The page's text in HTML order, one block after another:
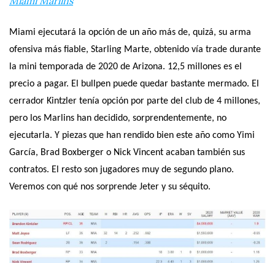
Miami ejecutará la opción de un año más de, quizá, su arma
ofensiva más fiable, Starling Marte, obtenido vía trade durante
la mini temporada de 2020 de Arizona. 12,5 millones es el
precio a pagar. El bullpen puede quedar bastante mermado. El
cerrador Kintzler tenía opción por parte del club de 4 millones,
pero los Marlins han decidido, sorprendentemente, no
ejecutarla. Y piezas que han rendido bien este año como Yimi
García, Brad Boxberger o Nick Vincent acaban también sus
contratos. El resto son jugadores muy de segundo plano.
Veremos con qué nos sorprende Jeter y su séquito.